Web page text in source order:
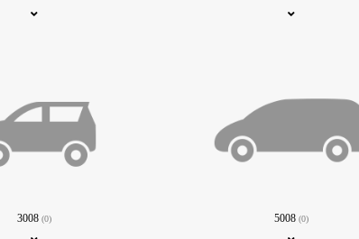
3008(0) 5008 (0)